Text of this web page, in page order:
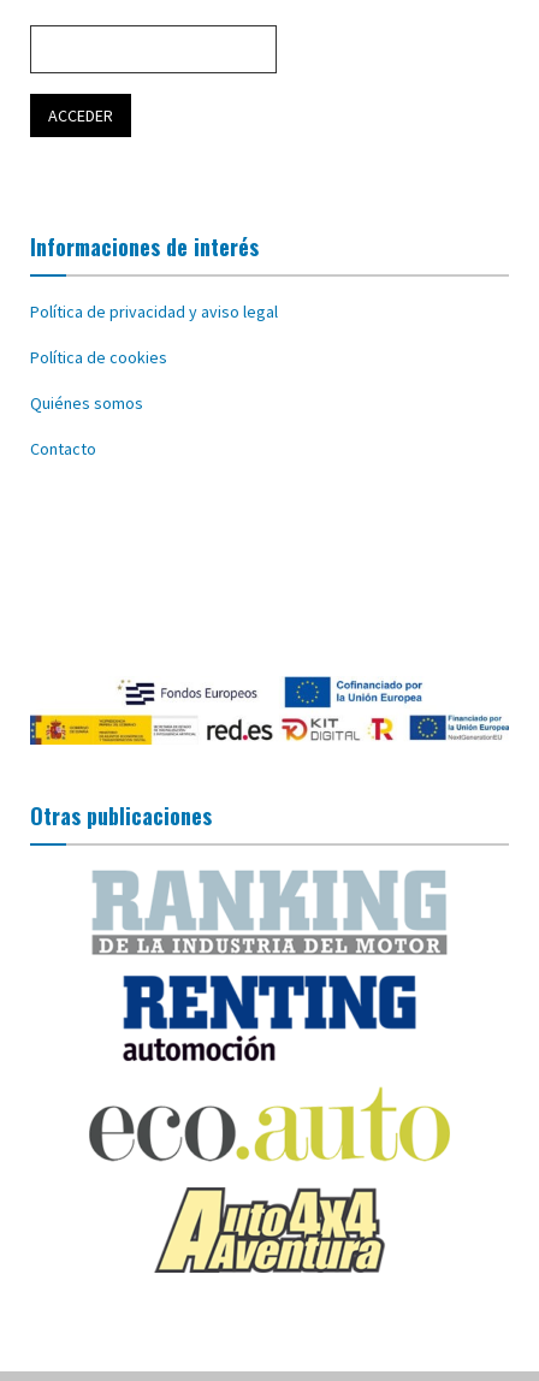
Informaciones de interés
Política de privacidad y aviso legal
Política de cookies
Quiénes somos
Contacto
Otras publicaciones